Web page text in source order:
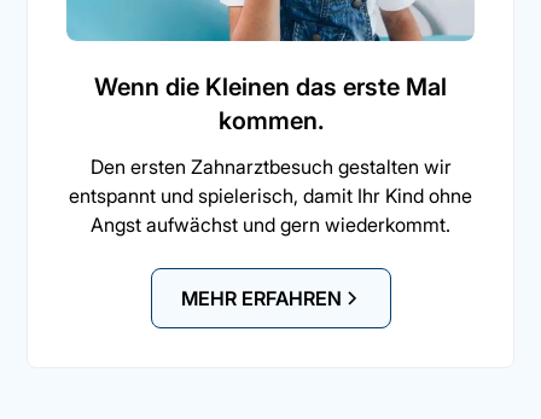
Wenn die Kleinen das erste Mal
kommen.
Den ersten Zahnarztbesuch gestalten wir
entspannt und spielerisch, damit Ihr Kind ohne
Angst aufwächst und gern wiederkommt.
MEHR ERFAHREN